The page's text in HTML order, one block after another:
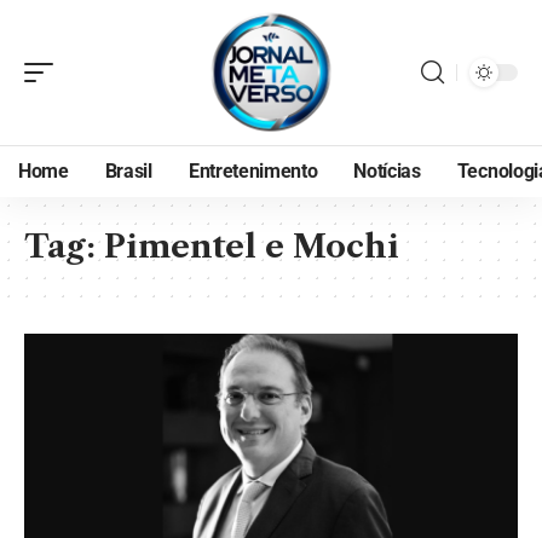
Home Brasil Entretenimento Notícias
Tag:Pimentel e Mochi